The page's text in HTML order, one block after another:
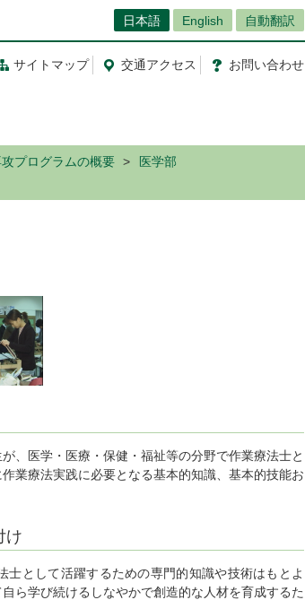
日本語 English 自動翻訳
サイトマップ 交通アクセス お問い合わせ
プログラムの概要
医学部
、医学・医療・保健・福祉等の分野で作業療法士と
業療法実践に必要となる基本的知識、基本的技能お
け
として活躍するための専門的知識や技術はもとよ
ら学び続けるしなやかで創造的な人材を育成するた